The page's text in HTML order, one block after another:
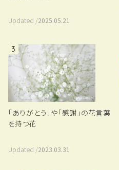
Updated /2025.05.21
3
「ありがとう」や「感謝」の花言葉
を持つ花
Updated /2023.03.31